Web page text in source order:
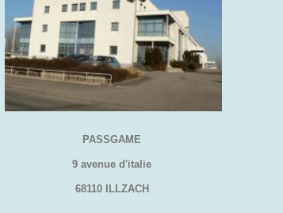
PASSGAME
9 avenue d'italie
68110 ILLZACH